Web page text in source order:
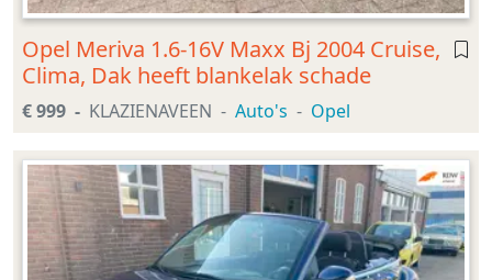
Opel Meriva 1.6-16V Maxx Bj 2004 Cruise,
Clima, Dak heeft blankelak schade
€ 999 KLAZIENAVEEN Auto's Opel